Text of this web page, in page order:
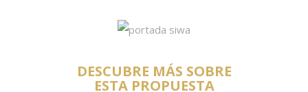
DESCUBRE MÁS SOBRE
ESTA PROPUESTA